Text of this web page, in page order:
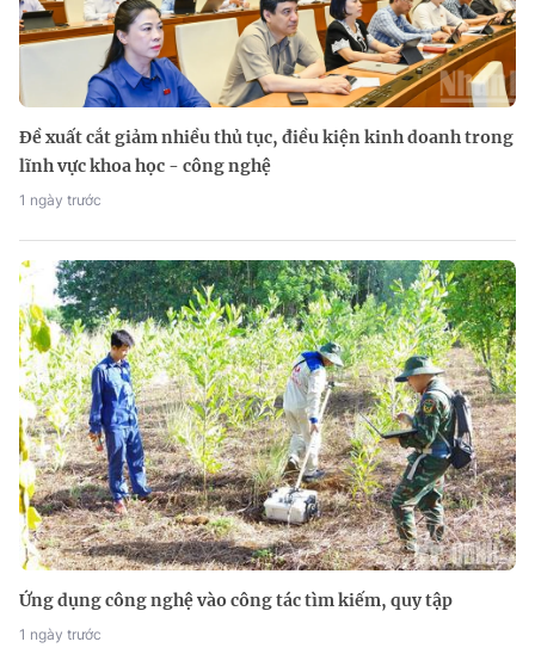
Đề xuất cắt giảm nhiều thủ tục, điều kiện kinh doanh trong
lĩnh vực khoa học - công nghệ
1 ngày trước
Ứng dụng công nghệ vào công tác tìm kiếm, quy tập
1 ngày trước